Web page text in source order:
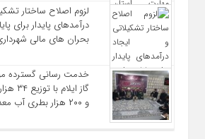
لزوم اصلاح ساختار
درآمدهای پایدار برای
بحران‌ های مالی
خدمت رسانی گسترده
گاز
و ۲۰۰ هزار بطری آب معدنی